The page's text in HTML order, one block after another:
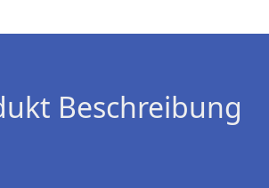
Beschreibung